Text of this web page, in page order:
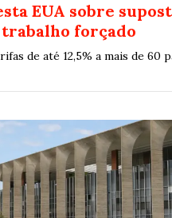
EUA sobre
forçado
de até 12,5% a mais de 60